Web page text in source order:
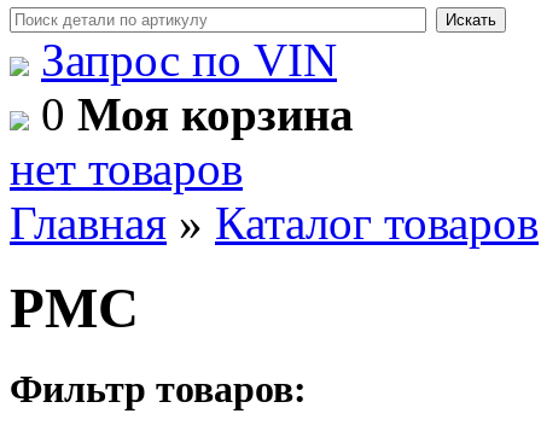
Запрос по VIN
0 Моя корзина
нет товаров
Главная » Каталог товаров
PMC
Фильтр товаров: